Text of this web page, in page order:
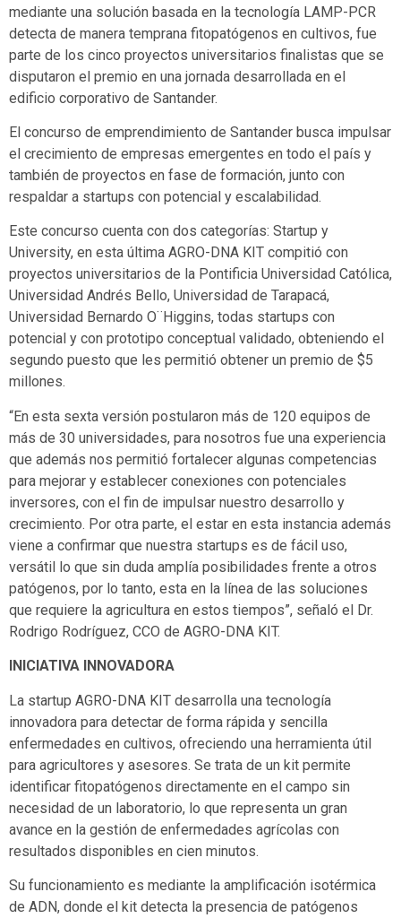
mediante una solución basada en la tecnología LAMP-PCR
detecta de manera temprana fitopatógenos en cultivos, fue
parte de los cinco proyectos universitarios finalistas que se
disputaron el premio en una jornada desarrollada en el
edificio corporativo de Santander.
El concurso de emprendimiento de Santander busca impulsar
el crecimiento de empresas emergentes en todo el país y
también de proyectos en fase de formación, junto con
respaldar a startups con potencial y escalabilidad.
Este concurso cuenta con dos categorías: Startup y
University, en esta última AGRO-DNA KIT compitió con
proyectos universitarios de la Pontificia Universidad Católica,
Universidad Andrés Bello, Universidad de Tarapacá,
Universidad Bernardo O¨Higgins, todas startups con
potencial y con prototipo conceptual validado, obteniendo el
segundo puesto que les permitió obtener un premio de $5
millones.
“En esta sexta versión postularon más de 120 equipos de
más de 30 universidades, para nosotros fue una experiencia
que además nos permitió fortalecer algunas competencias
para mejorar y establecer conexiones con potenciales
inversores, con el fin de impulsar nuestro desarrollo y
crecimiento. Por otra parte, el estar en esta instancia además
viene a confirmar que nuestra startups es de fácil uso,
versátil lo que sin duda amplía posibilidades frente a otros
patógenos, por lo tanto, esta en la línea de las soluciones
que requiere la agricultura en estos tiempos”, señaló el Dr.
Rodrigo Rodríguez, CCO de AGRO-DNA KIT.
INICIATIVA INNOVADORA
La startup AGRO-DNA KIT desarrolla una tecnología
innovadora para detectar de forma rápida y sencilla
enfermedades en cultivos, ofreciendo una herramienta útil
para agricultores y asesores. Se trata de un kit permite
identificar fitopatógenos directamente en el campo sin
necesidad de un laboratorio, lo que representa un gran
avance en la gestión de enfermedades agrícolas con
resultados disponibles en cien minutos.
Su funcionamiento es mediante la amplificación isotérmica
de ADN, donde el kit detecta la presencia de patógenos